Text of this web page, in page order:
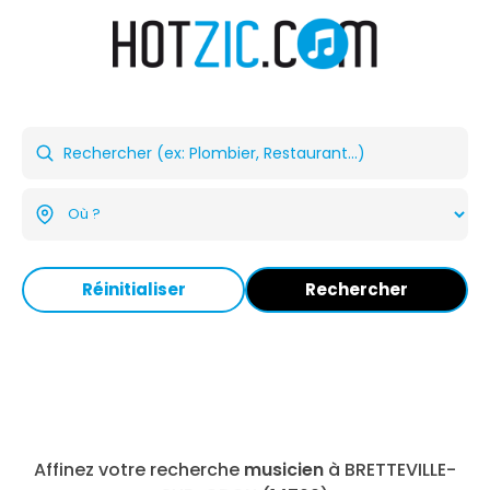
Réinitialiser Rechercher
Affinez votre recherche musicien à BRETTEVILLE-